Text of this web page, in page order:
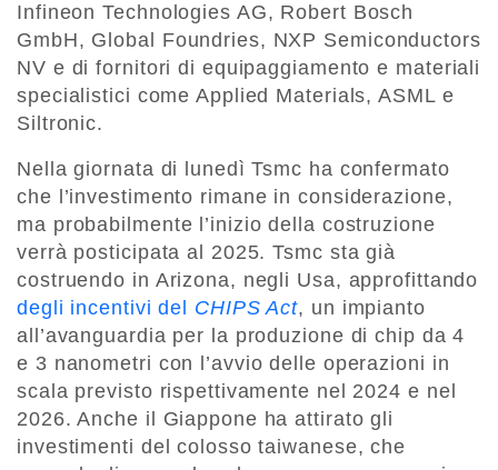
Infineon Technologies AG, Robert Bosch
GmbH, Global Foundries, NXP Semiconductors
NV e di fornitori di equipaggiamento e materiali
specialistici come Applied Materials, ASML e
Siltronic.
Nella giornata di lunedì Tsmc ha confermato
che l’investimento rimane in considerazione,
ma probabilmente l’inizio della costruzione
verrà posticipata al 2025. Tsmc sta già
costruendo in Arizona, negli Usa, approfittando
degli incentivi del CHIPS Act, un impianto
all’avanguardia per la produzione di chip da 4
e 3 nanometri con l’avvio delle operazioni in
scala previsto rispettivamente nel 2024 e nel
2026. Anche il Giappone ha attirato gli
investimenti del colosso taiwanese, che